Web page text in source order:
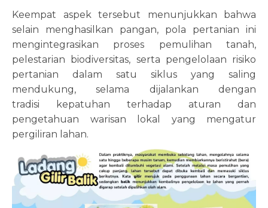
Keempat aspek tersebut menunjukkan bahwa
selain menghasilkan pangan, pola pertanian ini
mengintegrasikan proses pemulihan tanah,
pelestarian biodiversitas, serta pengelolaan risiko
pertanian dalam satu siklus yang saling
mendukung, selama dijalankan dengan
tradisi
kepatuhan terhadap aturan dan
pengetahuan warisan lokal yang mengatur
pergiliran lahan.